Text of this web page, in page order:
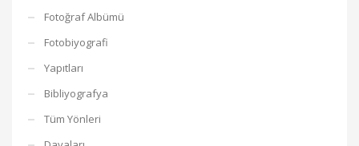
Fotoğraf Albümü
Fotobiyografi
Yapıtları
Bibliyografya
Tüm Yönleri